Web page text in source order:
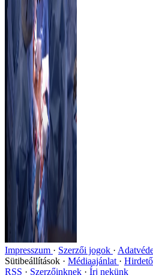
Impresszum Szerzői jogok
Sütibeállítások
Médiaajánlat
RSS
Szerzőinknek Írj nekünk